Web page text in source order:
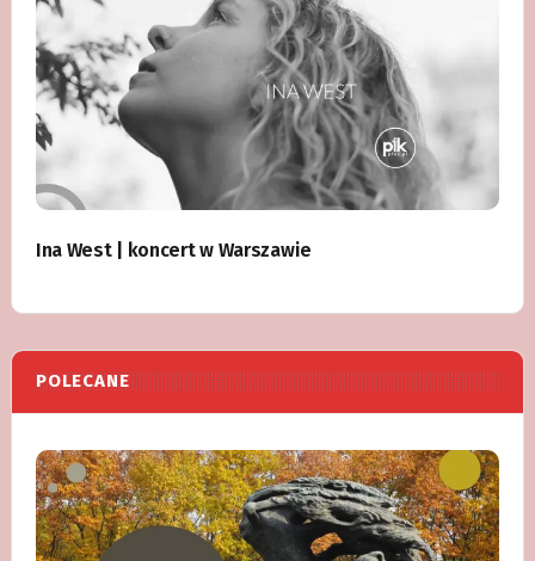
Ina West | koncert w Warszawie
POLECANE